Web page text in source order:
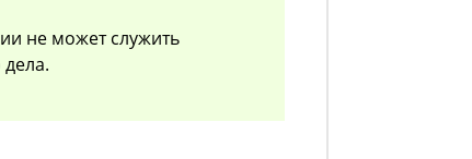
не может служить